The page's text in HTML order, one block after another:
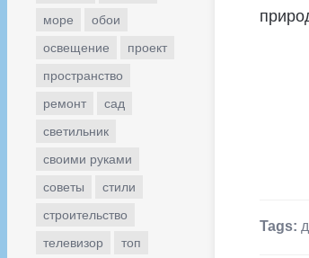
море
обои
освещение
проект
пространство
ремонт
сад
светильник
своими руками
советы
стили
строительство
телевизор
топ
Tags: